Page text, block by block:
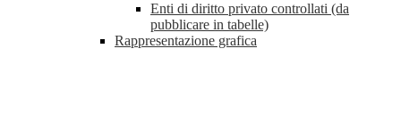
Enti di diritto privato controllati (da
pubblicare in tabelle)
Rappresentazione grafica